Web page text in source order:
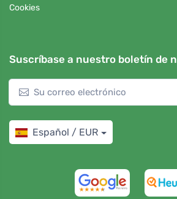
Cookies
Suscríbase a nuestro boletín de
Español / EUR